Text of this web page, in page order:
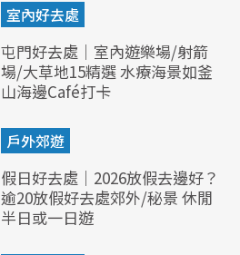
室內好去處
屯門好去處｜室內遊樂場/射箭
場/大草地15精選 水療海景如釜
山海邊Café打卡
戶外郊遊
假日好去處｜2026放假去邊好？
逾20放假好去處郊外/秘景 休閒
半日或一日遊